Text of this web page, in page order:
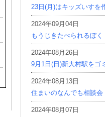
23日(月)はキッズいすを
2024年09月04日
もうじきたべられるぼく
2024年08月26日
9月1日(日)新大村駅をゴ
2024年08月13日
住まいのなんでも相談会
2024年08月07日